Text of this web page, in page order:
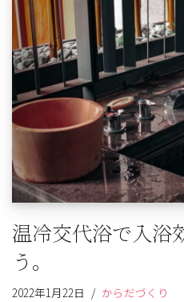
温冷交代浴で入浴
う。
2022年1月22日 からだづくり